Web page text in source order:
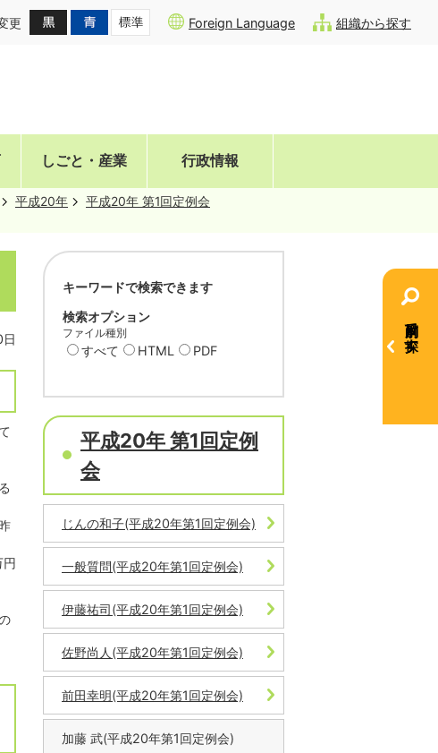
更 Foreign Language 組織から探す
しごと・産業 行政情報
目的別で探す
平成20年
平成20年 第1回定例会
円
キーワードで検索できます
検索オプション
ファイル種別
すべて HTML PDF
平成20年 第1回定例
会
じんの和子(平成20年第1回定例会)
一般質問(平成20年第1回定例会)
伊藤祐司(平成20年第1回定例会)
佐野尚人(平成20年第1回定例会)
前田幸明(平成20年第1回定例会)
加藤 武(平成20年第1回定例会)